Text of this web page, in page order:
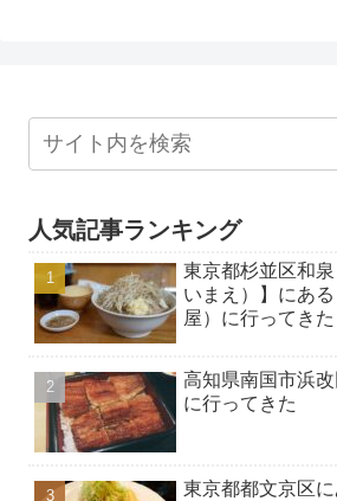
人気記事ランキング
東京都杉並区和
いまえ）】にあ
屋）に行ってきた
高知県南国市浜
に行ってきた
東京都都文京区